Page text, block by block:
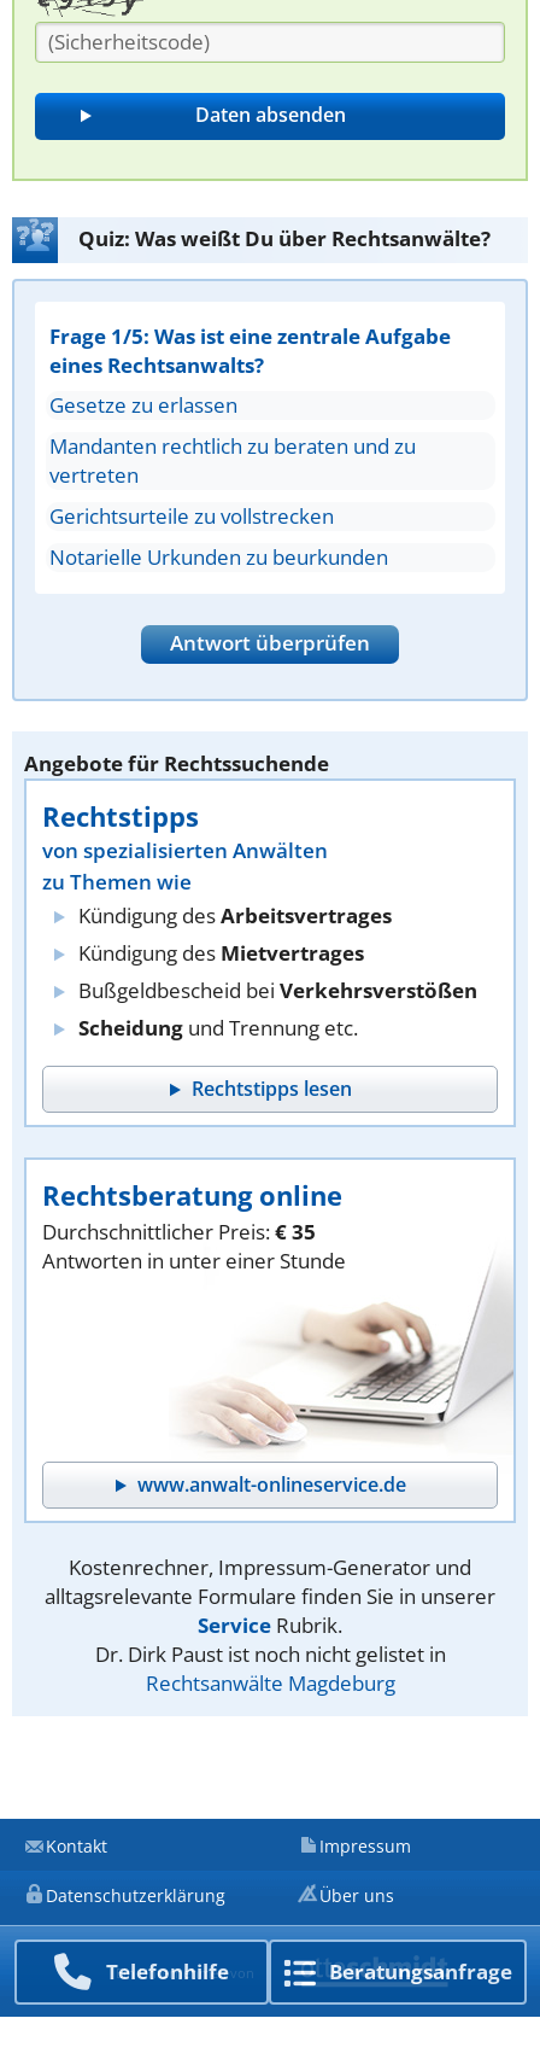
Quiz: Was weißt Du über Rechtsanwälte?
Frage 1/5: Was ist eine zentrale Aufgabe
eines Rechtsanwalts?
Gesetze zu erlassen
Mandanten rechtlich zu beraten und zu
vertreten
Gerichtsurteile zu vollstrecken
Notarielle Urkunden zu beurkunden
Antwort überprüfen
Angebote für Rechtssuchende
Rechtstipps
von spezialisierten Anwälten
zu Themen wie
Kündigung desArbeitsvertrages
Kündigung des Mietvertrages
Bußgeldbescheid bei Verkehrsverstößen
Scheidung und Trennung etc.
Rechtstipps lesen
Rechtsberatung online
Durchschnittlicher Preis:€ 35
Antworten in unter einer Stunde
www.anwalt-onlineservice.de
Kostenrechner, Impressum-Generator und
alltagsrelevante Formulare finden Sie in unserer
Service Rubrik.
Dr. Dirk Paust ist noch nicht gelistet in
Rechtsanwälte Magdeburg
Telefon­hilfe Beratungs­anfrage
Kontakt Impressum
Datenschutzerklärung Über uns
Ein Unternehmen von